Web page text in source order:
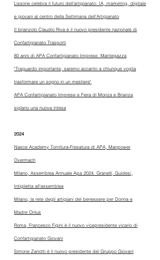
Lissone celebra il futuro dell'artigianato: IA, marketing, digitale
e giovani al centro della Settimana dell'Artigianato
Il brianzolo Claudio Riva è il nuovo presidente nazionale di
Confartigianato Trasporti
80 anni di APA Confartigianato Imprese. Mantegazza
"Traguardo importante, saremo accanto a chiunque voglia
trasformare un sogno in un mestiere"
APA Confartigianato Imprese e Fiera di Monza e Brianza
siglano una nuova intesa
2024
Nasce Academy Tornitura-Fresatura di APA, Manpower
Overmach
Milano, Assemblea Annuale Apa 2024. Granelli, Guidesi,
Intiglietta all'assemblea
Milano, la rete degli artigiani del benessere per Donna e
Madre Onlus
Roma, Francesco Figini è il nuovo vicepresidente vicario di
Confartigianato Giovani
Simone Zanotti è il nuovo presidente del Gruppo Giovani